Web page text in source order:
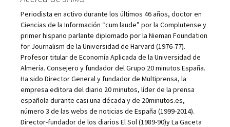
Periodista en activo durante los últimos 46 años, doctor en
Ciencias de la Información “cum laude” por la Complutense y
primer hispano parlante diplomado por la Nieman Foundation
for Journalism de la Universidad de Harvard (1976-77).
Profesor titular de Economía Aplicada de la Universidad de
Almería. Consejero y fundador del Grupo 20 minutos España.
Ha sido Director General y fundador de Multiprensa, la
empresa editora del diario 20 minutos, líder de la prensa
española durante casi una década y de 20minutos.es,
número 3 de las webs de noticias de España (1999-2014).
Director-fundador de los diarios El Sol (1989-90)y La Gaceta